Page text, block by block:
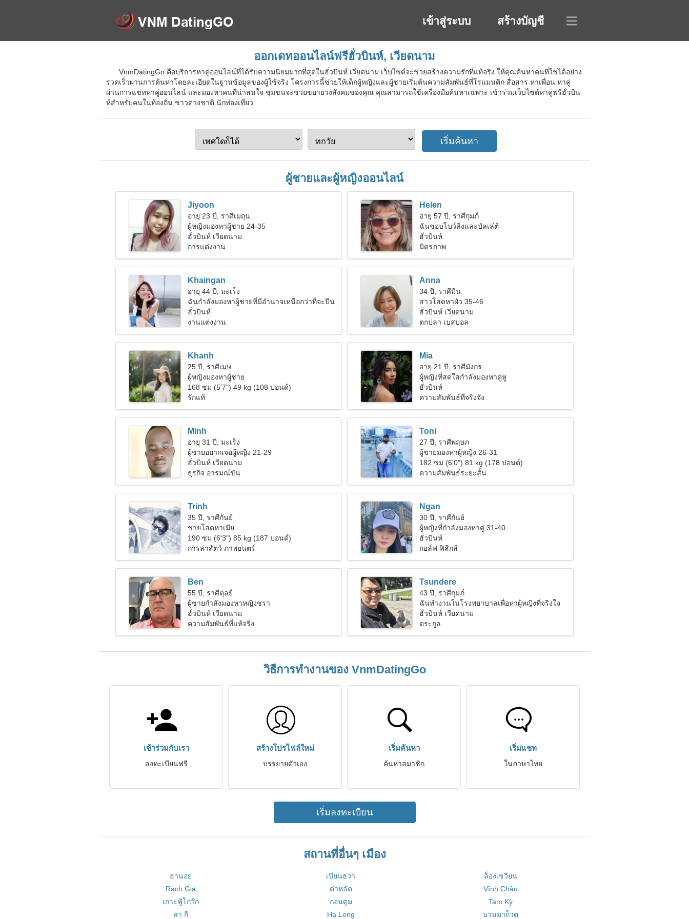
เข้าสู่ระบบ สร้างบัญชี
ออกเดทออนไลน์ฟรีฮั่วบินห์, เวียดนาม
VnmDatingGo คือบริการหาคู่ออนไลน์ที่ได้รับความนิยมมากที่สุดในฮั่วบินห์ เวียดนาม เว็บไซต์จะช่วยสร้างความรักที่แท้จริง ให้คุณค้นหาคนที่ใช่ได้อย่าง
รวดเร็วผ่านการค้นหาโดยละเอียดในฐานข้อมูลของผู้ใช้จริง โครงการนี้ช่วยให้เด็กผู้หญิงและผู้ชายเริ่มต้นความสัมพันธ์ที่โรแมนติก สื่อสาร หาเพื่อน หาคู่
ผ่านการแชทหาคู่ออนไลน์ และมองหาคนที่น่าสนใจ ชุมชนจะช่วยขยายวงสังคมของคุณ คุณสามารถใช้เครื่องมือค้นหาเฉพาะ เข้าร่วมเว็บไซต์หาคู่ฟรีฮั่วบิน
ห์สำหรับคนในท้องถิ่น ชาวต่างชาติ นักท่องเที่ยว
ผู้ชายและผู้หญิงออนไลน์
Jiyoon
อายุ 23 ปี, ราศีเมถุน
ผู้หญิงมองหาผู้ชาย 24-35
ฮั่วบินห์ เวียดนาม
การแต่งงาน
Helen
อายุ 57 ปี, ราศีกุมภ์
ฉันชอบโบว์ลิ่งและบัลเล่ต์
ฮั่วบินห์
มิตรภาพ
Khaingan
อายุ 44 ปี, มะเร็ง
ฉันกำลังมองหาผู้ชายที่มีอำนาจเหนือกว่าที่จะปีน
เขาด้วยกัน
ฮั่วบินห์
งานแต่งงาน
Anna
34 ปี, ราศีมีน
สาวโสดหาผัว 35-46
ฮั่วบินห์ เวียดนาม
ตกปลา เบสบอล
Khanh
25 ปี, ราศีเมษ
ผู้หญิงมองหาผู้ชาย
168 ซม (5'7") 49 kg (108 ปอนด์)
รักแท้
Mia
อายุ 21 ปี, ราศีมังกร
ผู้หญิงที่สดใสกำลังมองหาคู่หู
ฮั่วบินห์
ความสัมพันธ์ที่จริงจัง
Minh
อายุ 31 ปี, มะเร็ง
ผู้ชายอยากเจอผู้หญิง 21-29
ฮั่วบินห์ เวียดนาม
ธุรกิจ อารมณ์ขัน
Toni
27 ปี, ราศีพฤษภ
ผู้ชายมองหาผู้หญิง 26-31
182 ซม (6'0") 81 kg (178 ปอนด์)
ความสัมพันธ์ระยะสั้น
Trinh
35 ปี, ราศีกันย์
ชายโสดหาเมีย
190 ซม (6'3") 85 kg (187 ปอนด์)
การล่าสัตว์ ภาพยนตร์
Ngan
30 ปี, ราศีกันย์
ผู้หญิงที่กำลังมองหาคู่ 31-40
ฮั่วบินห์
กอล์ฟ ฟิสิกส์
Ben
55 ปี, ราศีตุลย์
ผู้ชายกำลังมองหาหญิงชรา
ฮั่วบินห์ เวียดนาม
ความสัมพันธ์ที่แท้จริง
Tsundere
43 ปี, ราศีกุมภ์
ฉันทำงานในโรงพยาบาลเพื่อหาผู้หญิงที่จริงใจ
ฮั่วบินห์ เวียดนาม
ตระกูล
วิธีการทำงานของ VnmDatingGo
เข้าร่วมกับเรา
ลงทะเบียนฟรี
สร้างโปรไฟล์ใหม่
บรรยายตัวเอง
เริ่มค้นหา
ค้นหาสมาชิก
เริ่มแชท
ในภาษาไทย
เริ่มลงทะเบียน
สถานที่อื่นๆ เมือง
ฮานอย เบียนฮวา
ล็องเซวียน
Rạch Giá
ด่าหลัต
Vĩnh Châu
เกาะฟู้โกว๊ก
กอนตูม
Tam Kỳ
ลา กี
Hạ Long บวนมาถ็วต